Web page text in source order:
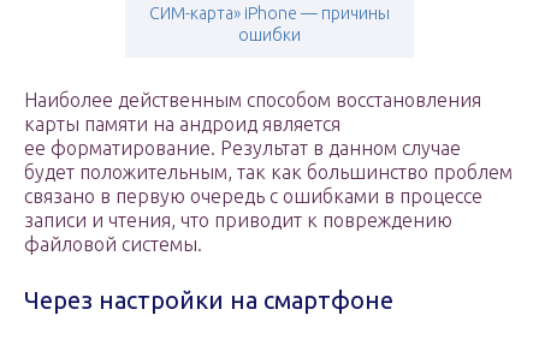
СИМ-карта» iPhone — причины
ошибки
Наиболее действенным способом восстановления
карты памяти на андроид является
ее форматирование. Результат в данном случае
будет положительным, так как большинство проблем
связано в первую очередь с ошибками в процессе
записи и чтения, что приводит к повреждению
файловой системы.
Через настройки на смартфоне